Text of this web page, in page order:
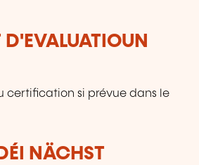
certification si prévue dans le
NÄCHST